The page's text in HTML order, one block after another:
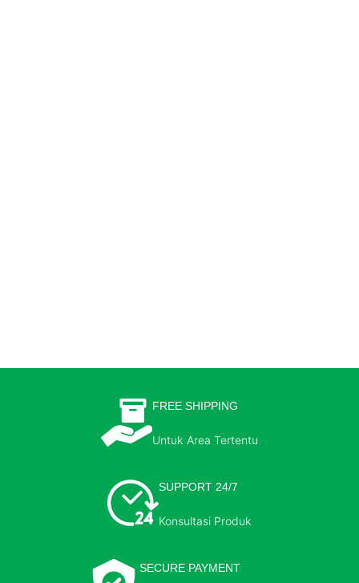
FREE SHIPPING
Untuk Area Tertentu
SUPPORT 24/7
Konsultasi Produk
SECURE PAYMENT